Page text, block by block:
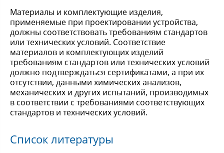
Материалы и комплектующие изделия,
применяемые при проектировании устройства,
должны соответствовать требованиям стандартов
или технических условий. Соответствие
материалов и комплектующих изделий
требованиям стандартов или технических условий
должно подтверждаться сертификатами, а при их
отсутствии, данными химических анализов,
механических и других испытаний, производимых
в соответствии с требованиями соответствующих
стандартов и технических условий.
Список литературы